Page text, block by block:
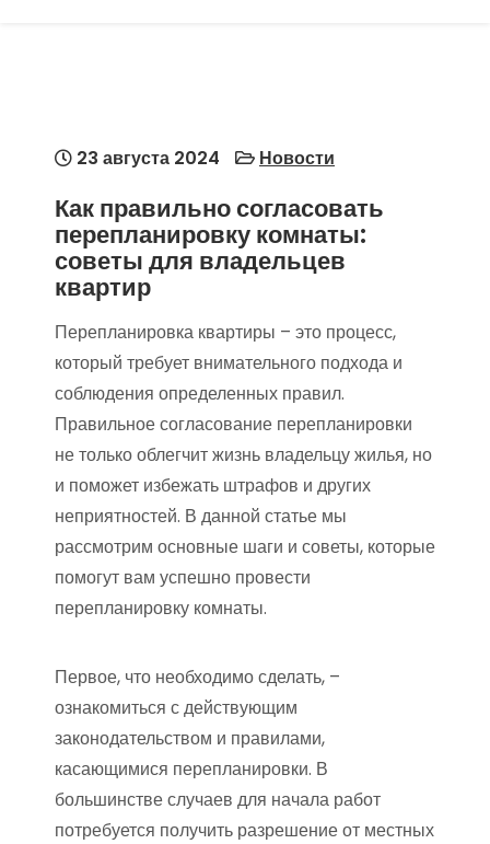
23 августа 2024 Новости
Как правильно согласовать
перепланировку комнаты:
советы для владельцев
квартир
Перепланировка квартиры – это процесс,
который требует внимательного подхода и
соблюдения определенных правил.
Правильное согласование перепланировки
не только облегчит жизнь владельцу жилья, но
и поможет избежать штрафов и других
неприятностей. В данной статье мы
рассмотрим основные шаги и советы, которые
помогут вам успешно провести
перепланировку комнаты.
Первое, что необходимо сделать, –
ознакомиться с действующим
законодательством и правилами,
касающимися перепланировки. В
большинстве случаев для начала работ
потребуется получить разрешение от местных